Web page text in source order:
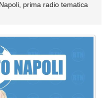
prima radio tematica